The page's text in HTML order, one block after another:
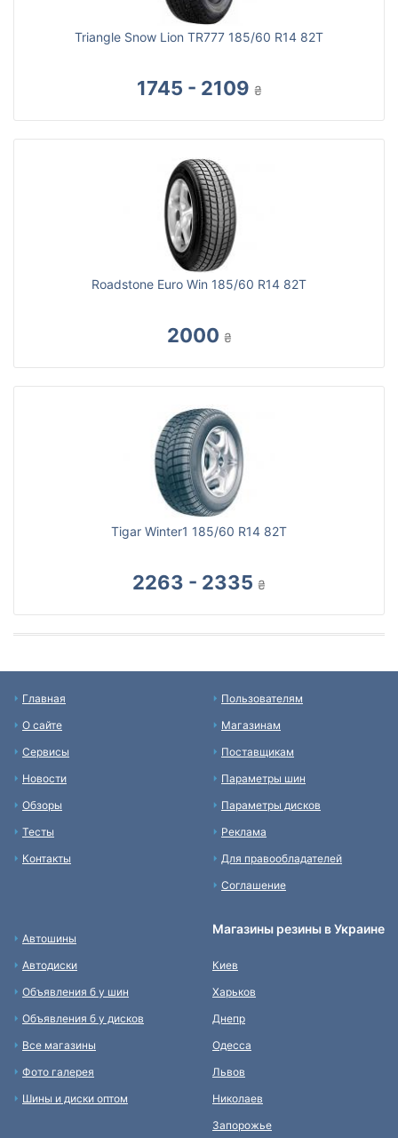
Triangle Snow Lion TR777 185/60 R14 82T
1745 - 2109 ₴
Roadstone Euro Win 185/60 R14 82T
2000 ₴
Tigar Winter1 185/60 R14 82T
2263 - 2335 ₴
Главная
О сайте
Сервисы
Новости
Обзоры
Тесты
Контакты
Пользователям
Магазинам
Поставщикам
Параметры шин
Параметры дисков
Реклама
Для правообладателей
Соглашение
Автошины
Автодиски
Объявления б у шин
Объявления б у дисков
Все магазины
Фото галерея
Шины и диски оптом
Магазины резины в Украине
Киев
Харьков
Днепр
Одесса
Львов
Николаев
Запорожье